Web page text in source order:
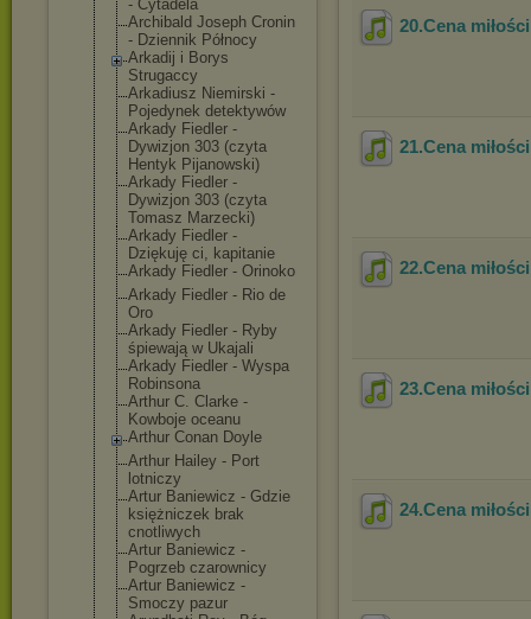
- Cytadela
Archibald Joseph Cronin
- Dziennik Północy
Arkadij i Borys
Strugaccy
Arkadiusz Niemirski -
Pojedynek detektywów
Arkady Fiedler -
Dywizjon 303 (czyta
Hentyk Pijanowski)
Arkady Fiedler -
Dywizjon 303 (czyta
Tomasz Marzecki)
Arkady Fiedler -
Dziękuję ci, kapitanie
Arkady Fiedler - Orinoko
Arkady Fiedler - Rio de
Oro
Arkady Fiedler - Ryby
śpiewają w Ukajali
Arkady Fiedler - Wyspa
Robinsona
Arthur C. Clarke -
Kowboje oceanu
Arthur Conan Doyle
Arthur Hailey - Port
lotniczy
Artur Baniewicz - Gdzie
księżniczek brak
cnotliwych
Artur Baniewicz -
Pogrzeb czarownicy
Artur Baniewicz -
Smoczy pazur
20.Cena miłości
21.Cena miłości
22.Cena miłości
23.Cena miłości
24.Cena miłości